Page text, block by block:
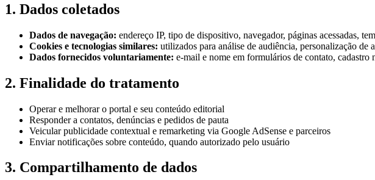
1. Dados coletados
Dados de navegação: endereço IP, tipo de dispositivo, navegador, páginas acessadas,
Cookies e tecnologias similares: utilizados para análise de audiência, personalização de
Dados fornecidos voluntariamente: e-mail e nome em formulários de contato,
2. Finalidade do tratamento
Operar e melhorar o portal e seu conteúdo editorial
Responder a contatos, denúncias e pedidos de pauta
Veicular publicidade contextual e remarketing via Google AdSense e parceiros
Enviar notificações sobre conteúdo, quando autorizado pelo usuário
3. Compartilhamento de dados